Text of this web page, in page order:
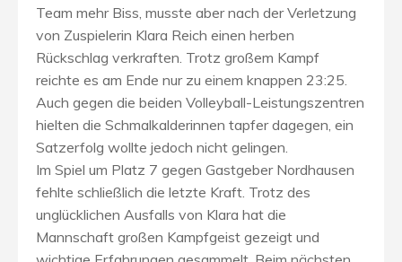
Team mehr Biss, musste aber nach der Verletzung
von Zuspielerin Klara Reich einen herben
Rückschlag verkraften. Trotz großem Kampf
reichte es am Ende nur zu einem knappen 23:25.
Auch gegen die beiden Volleyball-Leistungszentren
hielten die Schmalkalderinnen tapfer dagegen, ein
Satzerfolg wollte jedoch nicht gelingen.
Im Spiel um Platz 7 gegen Gastgeber Nordhausen
fehlte schließlich die letzte Kraft. Trotz des
unglücklichen Ausfalls von Klara hat die
Mannschaft großen Kampfgeist gezeigt und